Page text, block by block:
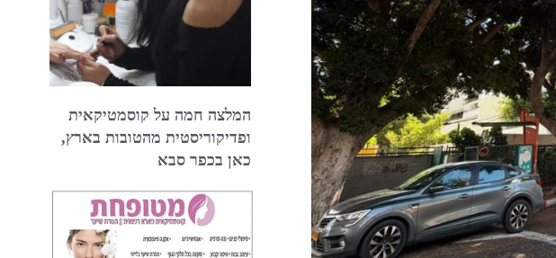
המלצה חמה על קוסמטיקאית
ופדיקוריסטית מהטובות בארץ,
כאן בכפר סבא